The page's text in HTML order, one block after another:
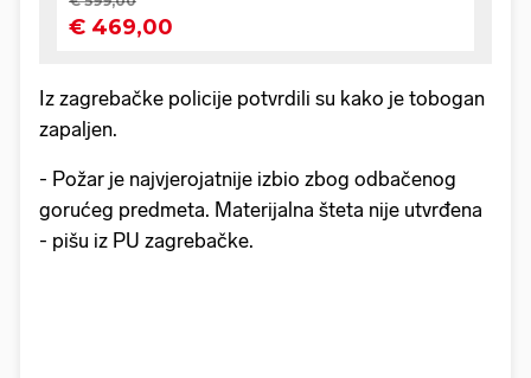
Iz zagrebačke policije potvrdili su kako je tobogan
zapaljen.
- Požar je najvjerojatnije izbio zbog odbačenog
gorućeg predmeta. Materijalna šteta nije utvrđena
- pišu iz PU zagrebačke.